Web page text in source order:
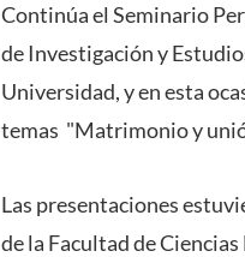
Continúa el Seminario
de Investigación y
Universidad, y en esta
temas "Matrimonio y
Las presentaciones
de la Facultad de